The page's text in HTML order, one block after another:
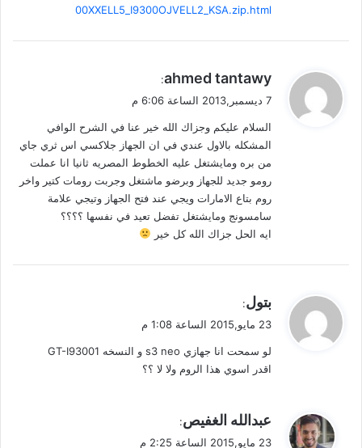
00XXELL5_I9300OJVELL2_KSA.zip.html
ي
ل
ahmed tantawy
:
7 ديسمبر,2013 الساعة 6:06 م
السلام عليكم وجزاك الله خير عنا في الشرح الوافي
المشكله بالاول عندي في ان الجهاز جلاكسي اس ثري جاي
من بره ومايشتغل عليه الخطوط المصريه ثانيا انا عملت
رومو جديد للجهاز وبرضو ماشتغل وجربت رومات كتير واخر
روم بتاع الامارات ويجي عند فتح الجهاز وتيجي علامة
سامسونج ومايشتغل تفضل تعيد في نفسها ؟؟؟؟
ايه الحل جزاك الله كل خير
ل
بتول:
23 مايو,2015 الساعة 1:08 م
لو سمحت انا جهازي s3 neo و النسخه GT-I93001
اقدر اسوي هذا الروم ولا لا ؟؟
ي
عبدالله الغفيص:
23 مايو,2015 الساعة 2:25 م